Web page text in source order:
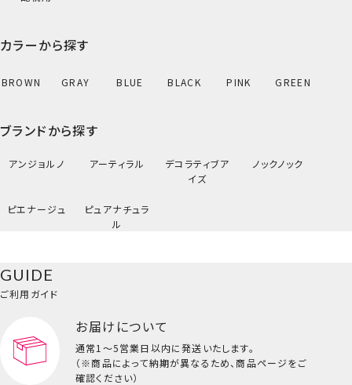
カラーから探す
BROWN GRAY BLUE BLACK PINK GREEN
ブランドから探す
アンジョルノ アーティラル
デコラティブア
イズ
ノックノック
ピエナージュ
ピュアナチュラ
ル
GUIDE
ご利用ガイド
お届けについて
通常1～5営業日以内に発送いたします。
（※商品によって納期が異なるため、商品ページをご
確認ください）